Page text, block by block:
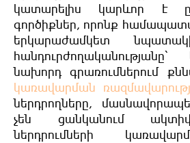
կատարելիս կարևոր է
գործիքներ, որոնք
երկարաժամկետ
նախորդ գրառումներում
կառավարման
ներդրողները,
չեն ցանկանում
ներդրումների